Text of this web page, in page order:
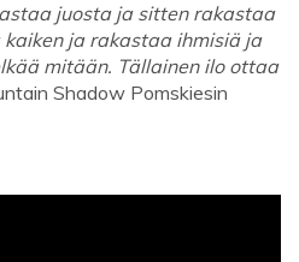
juosta ja sitten rakastaa
ja rakastaa ihmisiä ja
mitään. Tällainen ilo ottaa
Shadow Pomskiesin